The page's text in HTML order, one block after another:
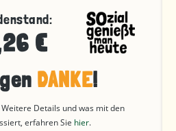
€
DANKE!
Details und was mit den
erfahren Sie hier.